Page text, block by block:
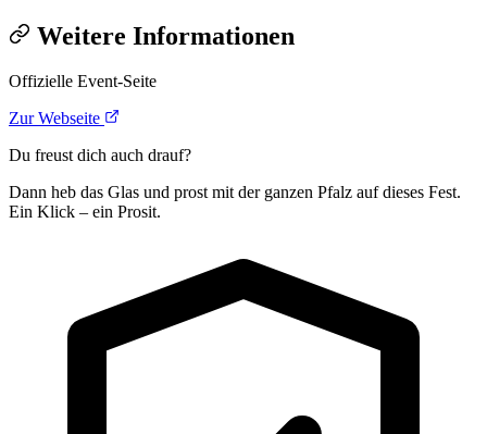
Weitere Informationen
Offizielle Event-Seite
Zur Webseite
Du freust dich auch drauf?
Dann heb das Glas und prost mit der ganzen Pfalz auf dieses Fest.
Ein Klick – ein Prosit.